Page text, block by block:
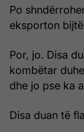
Po
eksporton
Por, jo. Disa
kombëtar
dhe jo pse ka
Disa duan të